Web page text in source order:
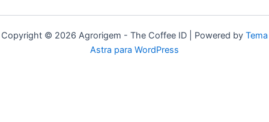
Copyright © 2026 Agrorigem - The Coffee ID | Powered by Tema
Astra para WordPress